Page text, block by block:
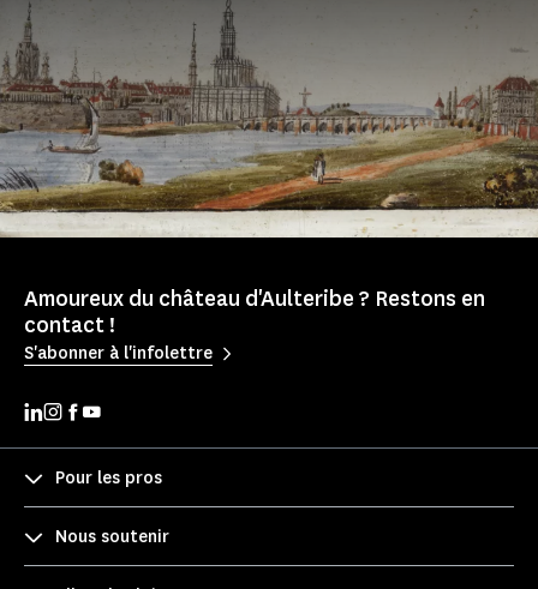
Amoureux du château d'Aulteribe ? Restons en
contact !
S'abonner à l'infolettre
Pour les pros
Nous soutenir